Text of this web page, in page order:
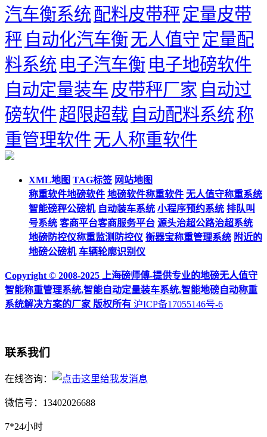
汽车衡系统 配料皮带秤定量皮带
秤 自动化汽车衡无人值守 定量配
料系统 电子汽车衡 电子地磅软件
自动定量装车 皮带秤厂家 自动过
磅软件超限超载 自动配料系统称
重管理软件无人称重软件
XML地图 TAG标签 网站地图
称重软件地磅软件 地磅软件称重软件 无人值守称重系统
智能磅秤公磅机 自动装车系统 小程序预约系统 排队叫
号系统 客商平台客商服务平台 源头治超公路治超系统
地磅防控仪称重监测防控仪 衡器宝称重管理系统 附近的
地磅公磅机 车辆轮廓识别仪
Copyright © 2008-2025 上海磅师傅-提供专业的地磅无人值守
智能称重管理系统,智能自动定量装车系统,智能地磅自动称重
系统解决方案的厂家 版权所有 沪ICP备17055146号-6
联系我们
在线咨询：
微信号：13402026688
7*24小时